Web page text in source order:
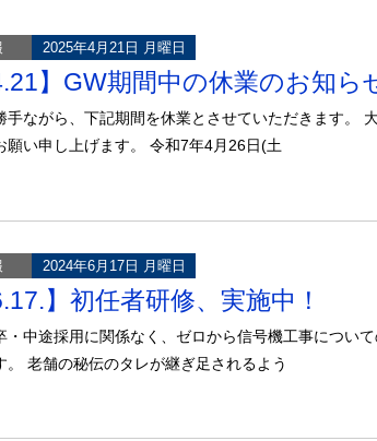
2025年4月21日 月曜日
】GW期間中の休業のお知ら
手ながら、下記期間を休業とさせていただきます。
願い申し上げます。 令和7年4月26日(土
2024年6月17日 月曜日
】初任者研修、実施中！
・中途採用に関係なく、ゼロから信号機工事につい
。 老舗の秘伝のタレが継ぎ足されるよう